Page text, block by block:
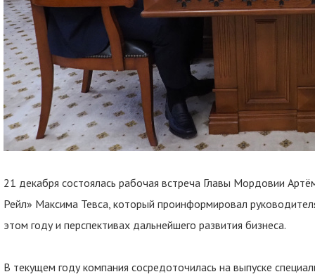
21 декабря состоялась рабочая встреча Главы Мордовии
Рейл» Максима Тевса, который проинформировал
этом году и перспективах дальнейшего развития бизнеса.
В текущем году компания сосредоточилась на выпуске